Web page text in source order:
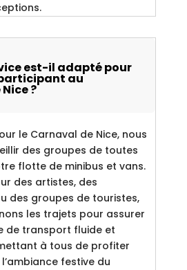
est-il adapté pour
au
?
le Carnaval de Nice, nous
des groupes de toutes
flotte de minibus et vans.
des artistes, des
des groupes de touristes,
les trajets pour assurer
de transport fluide et
à tous de profiter
festive du